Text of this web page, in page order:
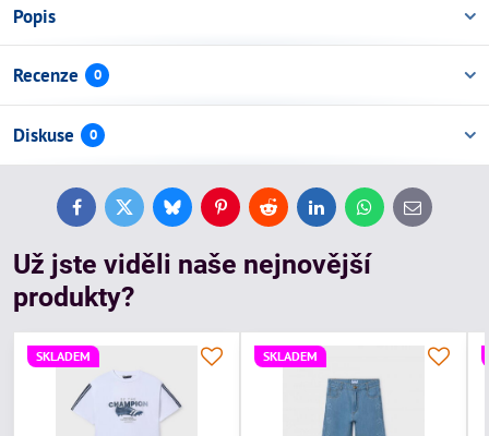
Popis
Recenze 0
Diskuse 0
FacebookTwitterBlueskyPinterestReddit LinkedInWhatsApp
E-
mail
Už jste viděli naše nejnovější
produkty?
SKLADEM SKLADEM